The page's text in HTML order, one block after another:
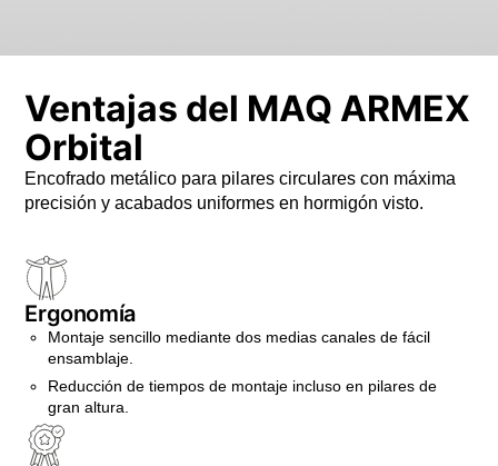
Ventajas del MAQ ARMEX
Orbital
Encofrado metálico para pilares circulares con máxima
precisión y acabados uniformes en hormigón visto.
Ergonomía
Montaje sencillo mediante dos medias canales de fácil
ensamblaje.
Reducción de tiempos de montaje incluso en pilares de
gran altura.